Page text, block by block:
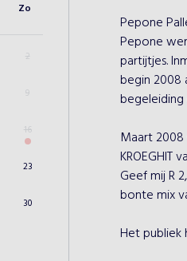
Zo
2
9
16
23
30
Pepone
Pepone
partijtjes.
begin 2008
Maart
KROEGHIT
Geef mij R
bonte mix
Het publiek